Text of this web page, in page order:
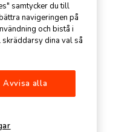
6Ingredienser
samtycker du till
navigeringen på
och bistå i
dina val så
Avvisa alla